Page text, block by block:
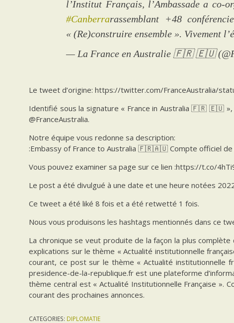
l’Institut Français, l’Ambassade a co-
#Canberrarassemblant +48
« (Re)construire ensemble ». Vivement
— La France en Australie 🇫🇷 🇪🇺
Le tweet d’origine: https://twitter.com/FranceAustralia/
Identifié sous la signature « France in Australia 🇫🇷 🇪🇺
@FranceAustralia.
Notre équipe vous redonne sa description:
:Embassy of France to Australia 🇫🇷🇦🇺 Compte officiel de
Vous pouvez examiner sa page sur ce lien :https://t.co/
Le post a été divulgué à une date et une heure notées
Ce tweet a été liké 8 fois et a été retwetté 1 fois.
Nous vous produisons les hashtags mentionnés dans ce
La chronique se veut produite de la façon la plus
explications sur le thème « Actualité institutionnelle
courant, ce post sur le thème « Actualité institutionnelle
presidence-de-la-republique.fr est une plateforme
thème central est « Actualité Institutionnelle Française ».
courant des prochaines annonces.
CATEGORIES: DIPLOMATIE